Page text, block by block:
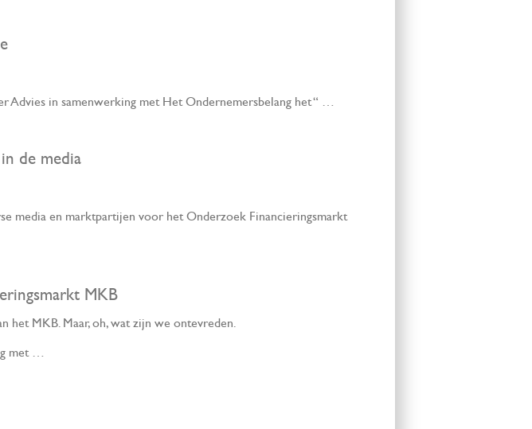
Advies in samenwerking met Het Ondernemersbelang het “ …
de media
media en marktpartijen voor het Onderzoek Financieringsmarkt
MKB
het MKB. Maar, oh, wat zijn we ontevreden.
met …